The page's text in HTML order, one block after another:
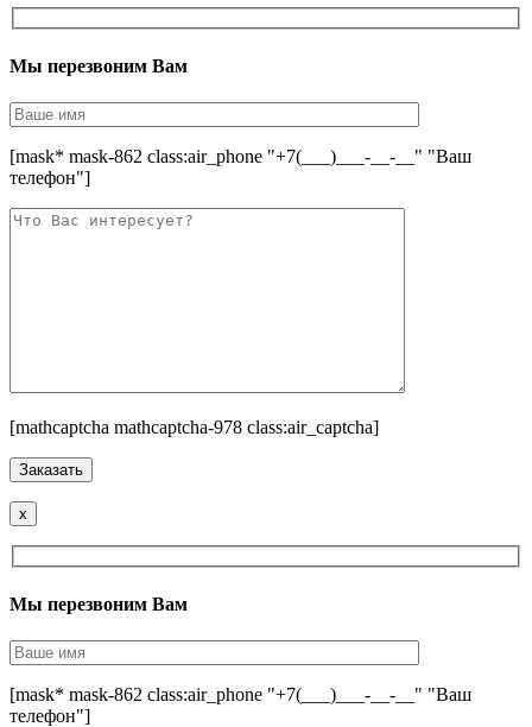
Мы перезвоним Вам
[mask* mask-862 class:air_phone "+7(___)___-__-__" "Ваш
телефон"]
[mathcaptcha mathcaptcha-978 class:air_captcha]
x
Мы перезвоним Вам
[mask* mask-862 class:air_phone "+7(___)___-__-__" "Ваш
телефон"]